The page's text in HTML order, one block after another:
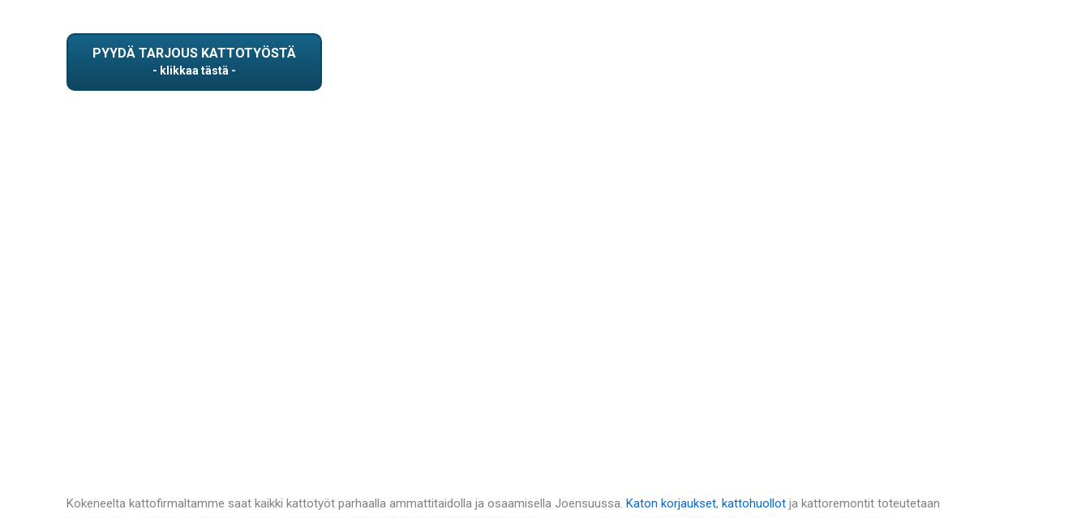
PYYDÄ TARJOUS KATTOTYÖSTÄ
Kokeneelta kattofirmaltamme saat kaikki kattotyöt parhaalla ammattitaidolla ja osaamisella Joensuussa. Katon korjaukset, kattohuollot ja kattoremontit toteutetaan